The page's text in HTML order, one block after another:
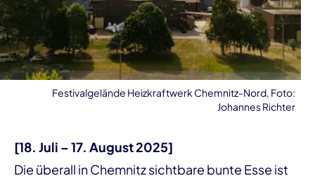
[18. Juli – 17. August 2025]
Die überall in Chemnitz sichtbare bunte Esse ist
Festivalgelände Heizkraftwerk Chemnitz-Nord, Foto:
Johannes Richter